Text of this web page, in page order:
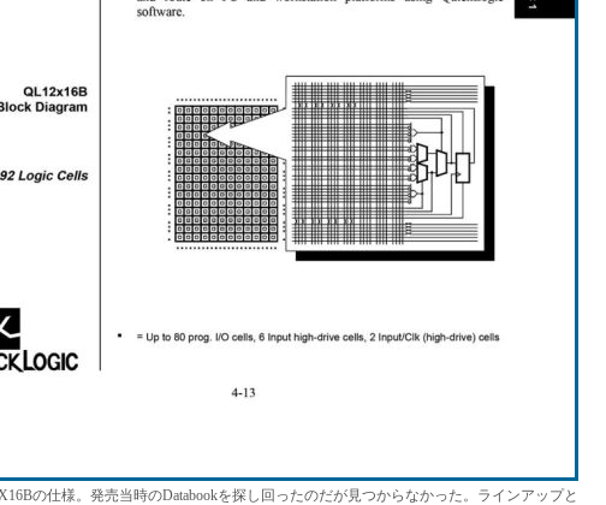
の仕様。発売当時のDatabookを探し回ったのだが見つからなかった。ラインアップと